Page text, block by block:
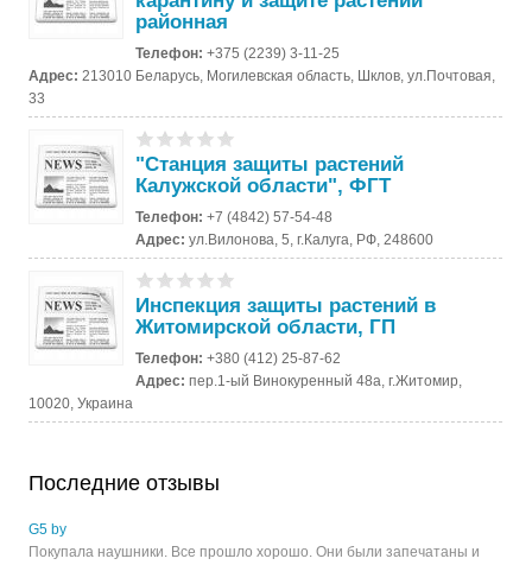
районная
Телефон:+375 (2239) 3-11-25
Адрес: 213010 Беларусь, Могилевская область, Шклов, ул.Почтовая,
33
"Станция защиты растений
Калужской области", ФГТ
Телефон:+7 (4842) 57-54-48
Адрес:ул.Вилонова, 5, г.Калуга, РФ, 248600
Инспекция защиты растений в
Житомирской области, ГП
Телефон:+380 (412) 25-87-62
Адрес:пер.1-ый Винокуренный 48а, г.Житомир,
10020, Украина
Последние отзывы
G5 by
Покупала наушники. Все прошло хорошо. Они были запечатаны и